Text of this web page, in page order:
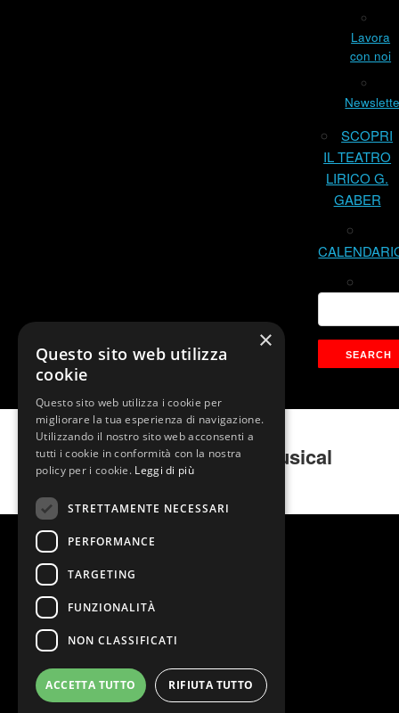
Lavora
con noi
SCOPRI
IL TEATRO
LIRICO G.
GABER
I Tre Moschettieri – Il Musical
@2026 Teatro Nazionale
×
Questo sito web utilizza
cookie
Questo sito web utilizza i cookie per
migliorare la tua esperienza di navigazione.
Utilizzando il nostro sito web acconsenti a
tutti i cookie in conformità con la nostra
policy per i cookie. Leggi di più
STRETTAMENTE NECESSARI
PERFORMANCE
TARGETING
FUNZIONALITÀ
NON CLASSIFICATI
ACCETTA TUTTO RIFIUTA TUTTO